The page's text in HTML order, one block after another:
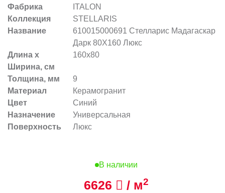
Фабрика
ITALON
Коллекция
STELLARIS
Название
610015000691 Стелларис Мадагаскар
Дарк 80X160 Люкс
Длина х
Ширина, см
160x80
Толщина, мм
9
Материал
Керамогранит
Цвет
Синий
Назначение
Универсальная
Поверхность
Люкс
В наличии
6626 / м2